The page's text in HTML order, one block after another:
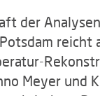
der
reicht
Meyer und